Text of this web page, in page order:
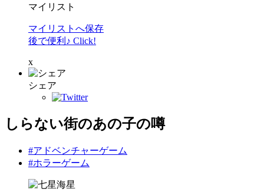
マイリスト
マイリストへ保存
後で便利♪ Click!
x
シェア
しらない街のあの子の噂
#アドベンチャーゲーム
#ホラーゲーム